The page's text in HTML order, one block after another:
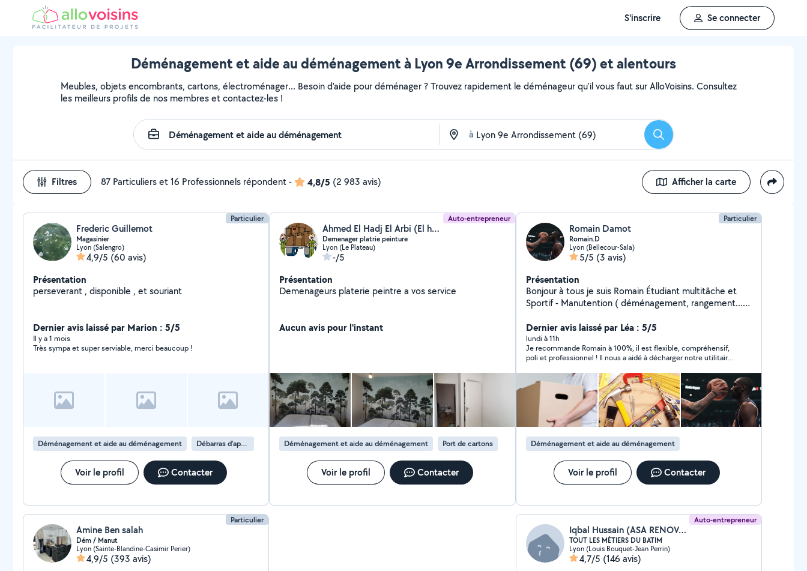
S'inscrire Se connecter
Déménagement et aide au déménagement à Lyon 9e Arrondissement (69) et alentours
Meubles, objets encombrants, cartons, électroménager... Besoin d'aide pour déménager ? Trouvez rapidement le déménageur qu'il vous faut sur AlloVoisins. Consultez
les meilleurs profils de nos membres et contactez-les !
à Rechercher
Filtres 87 Particuliers et 16 Professionnels répondent- 4,8/5 (2 983 avis) Afficher la carte
Particulier
Frederic Guillemot
Magasinier
Lyon (Salengro)
4,9/5 (60 avis)
Présentation
perseverant , disponible , et souriant
Dernier avis laissé par Marion : 5/5
Il y a 1 mois
Très sympa et super serviable, merci beaucoup !
Déménagement et aide au déménagement Débarras d'appartement
Voir le profil Contacter
Auto-entrepreneur
Ahmed El Hadj El Arbi (El hadj)
Demenager platrie peinture
Lyon (Le Plateau)
-/5
Présentation
Demenageurs platerie peintre a vos service
Aucun avis pour l'instant
Déménagement et aide au déménagement Port de cartons
Voir le profil Contacter
Particulier
Romain Damot
Romain.D
Lyon (Bellecour-Sala)
5/5 (3 avis)
Présentation
Bonjour à tous je suis Romain Étudiant multitâche et
Sportif - Manutention ( déménagement, rangement...) -
personne ( course,...) Moyen de déplacement : vélo /
moto selon la distance Disponible et ce même le Soir
Ce serait avec plaisir que je vous aiderai
Dernier avis laissé par Léa : 5/5
lundi à 11h
Je recommande Romain à 100%, il est flexible, compréhensif,
poli et professionnel ! Il nous a aidé à décharger notre utilitaire
soin et organisation, je referai appel à lui !
Déménagement et aide au déménagement
Voir le profil Contacter
Particulier
Amine Ben salah
Dém / Manut
Lyon (Sainte-Blandine-Casimir Perier)
4,9/5 (393 avis)
Auto-entrepreneur
Iqbal Hussain (ASA RENOVATION BÂTIMENT)
TOUT LES MÉTIERS DU BATIM
Lyon (Louis Bouquet-Jean Perrin)
4,7/5 (146 avis)